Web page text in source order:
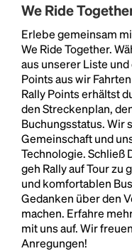
We Ride
Erlebe gemeinsam
We Ride Together.
aus unserer Liste
Points aus wir
Rally Points erhältst
den Streckenplan,
Buchungsstatus. Wir
Gemeinschaft und
Technologie. Schließ
geh Rally auf Tour zu
und komfortablen
Gedanken über den
machen. Erfahre
mit uns auf. Wir
Anregungen!
Lorem Ipsum is
and typesetting
industry's
1500s, when an
type and
book. It has
the leap into